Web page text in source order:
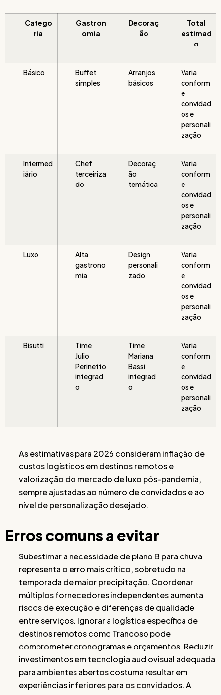
Catego
ria
Gastron
omia
Decoraç
ão
Total
estimad
o
Básico
Buffet
simples
Arranjos
básicos
Varia
conform
e
convidad
os e
personali
zação
Intermed
iário
Chef
terceiriza
do
Decoraç
ão
temática
Varia
conform
e
convidad
os e
personali
zação
Luxo
Alta
gastrono
mia
Design
personali
zado
Varia
conform
e
convidad
os e
personali
zação
Bisutti
Time
Julio
Perinetto
integrad
o
Time
Mariana
Bassi
integrad
o
Varia
conform
e
convidad
os e
personali
zação
As estimativas para 2026 consideram inflação de
custos logísticos em destinos remotos e
valorização do mercado de luxo pós-pandemia,
sempre ajustadas ao número de convidados e ao
nível de personalização desejado.
Erros comuns a evitar
Subestimar a necessidade de plano B para chuva
representa o erro mais crítico, sobretudo na
temporada de maior precipitação. Coordenar
múltiplos fornecedores independentes aumenta
riscos de execução e diferenças de qualidade
entre serviços. Ignorar a logística específica de
destinos remotos como Trancoso pode
comprometer cronogramas e orçamentos. Reduzir
investimentos em tecnologia audiovisual adequada
para ambientes abertos costuma resultar em
experiências inferiores para os convidados. A